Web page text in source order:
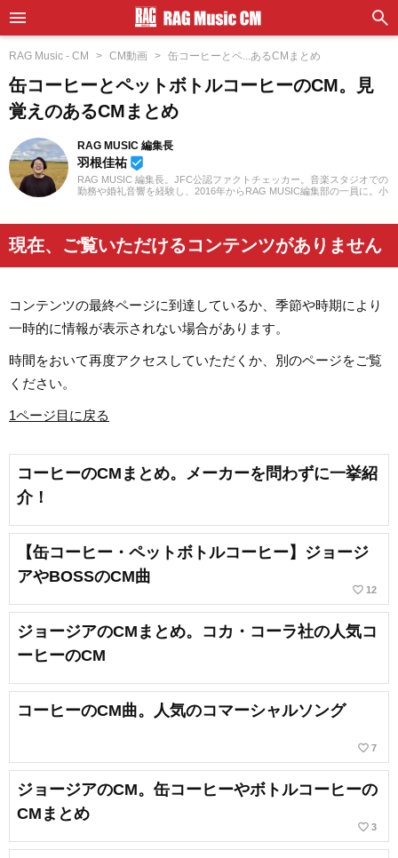
RAG Music - CM CM動画 缶コーヒーとペ...あるCMまとめ
缶コーヒーとペットボトルコーヒーのCM。見
覚えのあるCMまとめ
RAG MUSIC 編集長
羽根佳祐 beenhere
RAG MUSIC 編集長。JFC公認ファクトチェッカー。音楽スタジオでの
勤務や婚礼音響を経験し、2016年からRAG MUSIC編集部の一員に。小
め、各地の音楽フェスの紹介記事やライブレポートなど、自身の音楽
活動やこれまでの業務で培った経験を元に日々記事を制作していま
す。音楽は国内外のロックはもちろん、最近ではJ-POPも広く好んで
現在、ご覧いただけるコンテンツがありません
コンテンツの最終ページに到達しているか、季節や時期により
一時的に情報が表示されない場合があります。
時間をおいて再度アクセスしていただくか、別のページをご覧
ください。
1ページ目に戻る
コーヒーのCMまとめ。メーカーを問わずに一挙紹
介！
【缶コーヒー・ペットボトルコーヒー】ジョージ
アやBOSSのCM曲
favorite_border 12
ジョージアのCMまとめ。コカ・コーラ社の人気コ
ーヒーのCM
コーヒーのCM曲。人気のコマーシャルソング
favorite_border 7
ジョージアのCM。缶コーヒーやボトルコーヒーの
CMまとめ
favorite_border 3